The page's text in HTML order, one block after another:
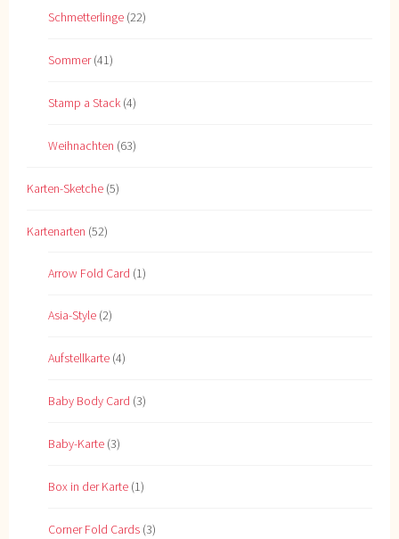
Schmetterlinge (22)
Sommer(41)
Stamp a Stack (4)
Weihnachten (63)
Karten-Sketche (5)
Kartenarten (52)
Arrow Fold Card (1)
Asia-Style (2)
Aufstellkarte (4)
Baby Body Card (3)
Baby-Karte (3)
Box in der Karte (1)
Corner Fold Cards (3)